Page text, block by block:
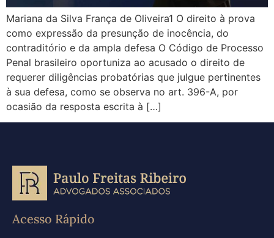
Mariana da Silva França de Oliveira1 O direito à prova
como expressão da presunção de inocência, do
contraditório e da ampla defesa O Código de Processo
Penal brasileiro oportuniza ao acusado o direito de
requerer diligências probatórias que julgue pertinentes
à sua defesa, como se observa no art. 396-A, por
ocasião da resposta escrita à […]
Acesso Rápido